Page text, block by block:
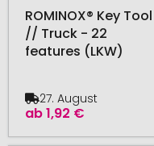
ROMINOX® Key Tool
// Truck - 22
features (LKW)
ab1,92 €
27. August